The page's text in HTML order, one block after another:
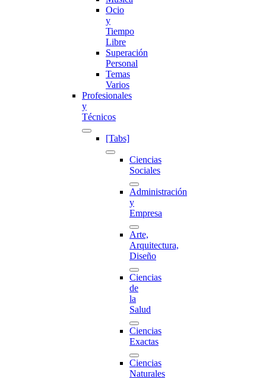
Ocio
y
Tiempo
Libre
Superación
Personal
Temas
Varios
Profesionales
y
Técnicos
[Tabs]
Ciencias
Sociales
Administración
y
Empresa
Arte,
Arquitectura,
Diseño
Ciencias
de
la
Salud
Ciencias
Exactas
Ciencias
Naturales